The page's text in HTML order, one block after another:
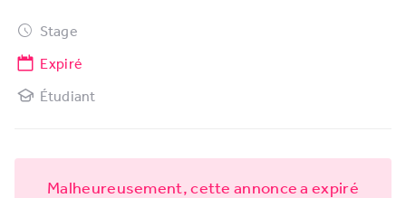
Stage
Expiré
Étudiant
Malheureusement, cette annonce a expiré